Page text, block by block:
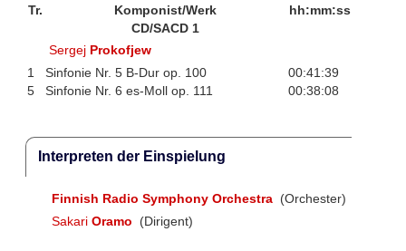
Tr. Komponist/Werk
hh:mm:ss
CD/SACD 1
Sergej Prokofjew
1
Sinfonie Nr. 5 B-Dur op. 100
00:41:39
5
Sinfonie Nr. 6 es-Moll op. 111 00:38:08
Interpreten der Einspielung
Finnish Radio Symphony Orchestra (Orchester)
Sakari Oramo (Dirigent)